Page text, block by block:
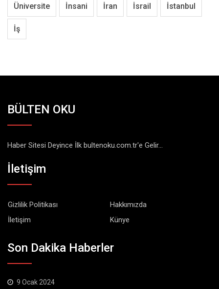
Üniversite İnsani İran İsrail İstanbul
İş
BÜLTEN OKU
Haber Sitesi Deyince İlk bultenoku.com.tr'e Gelir...
İletişim
Gizlilik Politikası
Hakkımızda
İletişim
Künye
Son Dakika Haberler
9 Ocak 2024